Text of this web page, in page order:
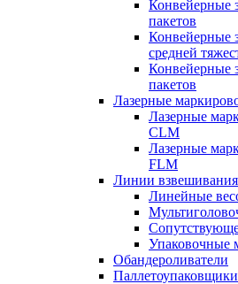
Конвейерные
пакетов
Конвейерные
средней
Конвейерные
пакетов
Лазерные
Лазерные
CLM
Лазерные
FLM
Линии
Линейные
Упаковочные
Обандероливатели
Паллетоупаковщики